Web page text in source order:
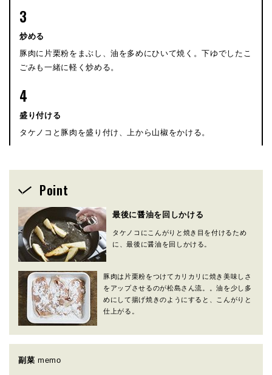
3
炒める
豚肉に片栗粉をまぶし、油を多めにひいて焼く。下ゆでしたこ
ごみも一緒に軽く炒める。
4
盛り付ける
タケノコと豚肉を盛り付け、上から山椒をかける。
Point
最後に醤油を回しかける
タケノコにこんがりと焼き目を付けるため
に、最後に醤油を回しかける。
豚肉は片栗粉をつけてカリカリに焼き美味しさ
をアップさせるのが松島さん流。。油を少し多
めにして揚げ焼きのようにすると、こんがりと
仕上がる。
副菜 memo